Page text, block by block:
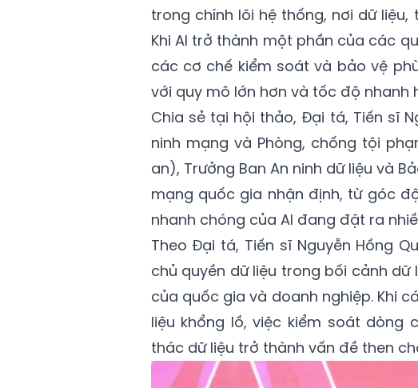
trong chính lõi hệ thống, nơi dữ
Khi AI trở thành một phần của các
các cơ chế kiểm soát và bảo vệ
với quy mô lớn hơn và tốc độ nhanh
Chia sẻ tại hội thảo, Đại tá, Tiến sĩ
ninh mạng và Phòng, chống tội
an), Trưởng Ban An ninh dữ liệu và
mạng quốc gia nhận định, từ góc
nhanh chóng của AI đang đặt ra
Theo Đại tá, Tiến sĩ Nguyễn Hồng
chủ quyền dữ liệu trong bối cảnh
của quốc gia và doanh nghiệp. Khi
liệu khổng lồ, việc kiểm soát dòng
thác dữ liệu trở thành vấn đề then